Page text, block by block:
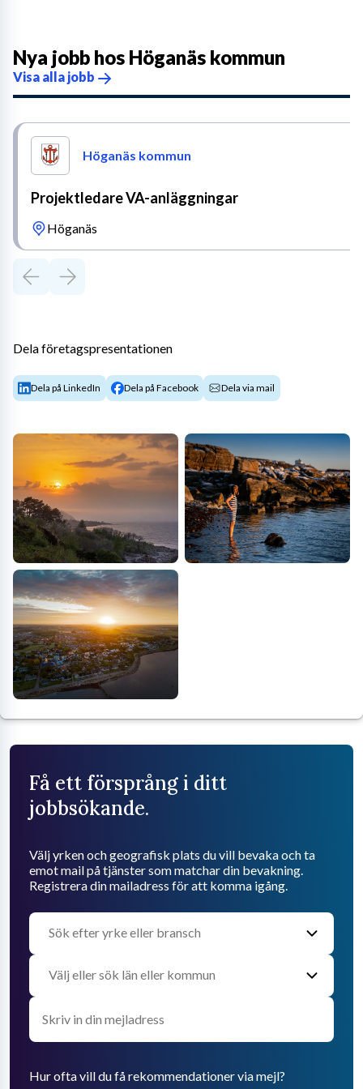
Nya jobb hos Höganäs kommun
Visa alla jobb
Höganäs kommun
Projektledare VA-anläggningar
Höganäs
Dela företagspresentationen
Dela på LinkedIn Dela på Facebook Dela via mail
Få ett försprång i ditt
jobbsökande.
Välj yrken och geografisk plats du vill bevaka och ta
emot mail på tjänster som matchar din bevakning.
Registrera din mailadress för att komma igång.
Hur ofta vill du få rekommendationer via mejl?